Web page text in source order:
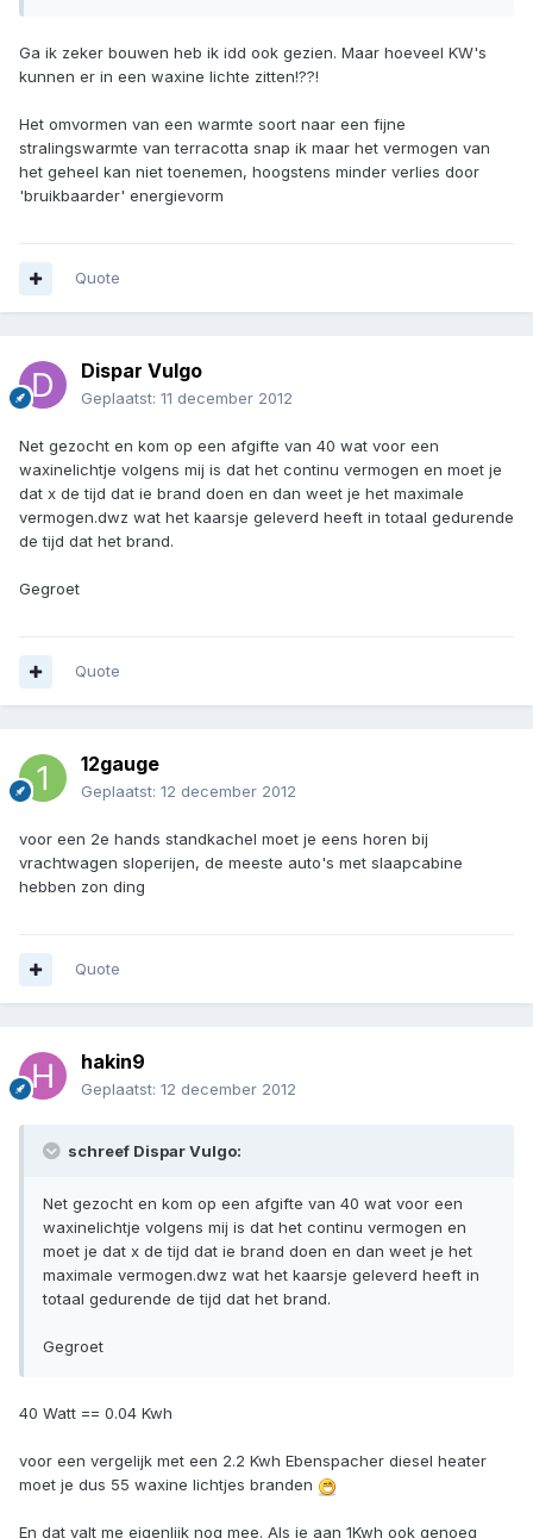
Ga ik zeker bouwen heb ik idd ook gezien. Maar hoeveel KW's
kunnen er in een waxine lichte zitten!??!
Het omvormen van een warmte soort naar een fijne
stralingswarmte van terracotta snap ik maar het vermogen van
het geheel kan niet toenemen, hoogstens minder verlies door
'bruikbaarder' energievorm
Quote
Dispar Vulgo
Geplaatst: 11 december 2012
Net gezocht en kom op een afgifte van 40 wat voor een
waxinelichtje volgens mij is dat het continu vermogen en moet je
dat x de tijd dat ie brand doen en dan weet je het maximale
vermogen.dwz wat het kaarsje geleverd heeft in totaal gedurende
de tijd dat het brand.
Gegroet
Quote
12gauge
Geplaatst: 12 december 2012
voor een 2e hands standkachel moet je eens horen bij
vrachtwagen sloperijen, de meeste auto's met slaapcabine
hebben zon ding
Quote
hakin9
Geplaatst: 12 december 2012
schreef Dispar Vulgo:
Net gezocht en kom op een afgifte van 40 wat voor een
waxinelichtje volgens mij is dat het continu vermogen en
moet je dat x de tijd dat ie brand doen en dan weet je het
maximale vermogen.dwz wat het kaarsje geleverd heeft in
totaal gedurende de tijd dat het brand.
Gegroet
40 Watt == 0.04 Kwh
voor een vergelijk met een 2.2 Kwh Ebenspacher diesel heater
moet je dus 55 waxine lichtjes branden
En dat valt me eigenlijk nog mee. Als je aan 1Kwh ook genoeg